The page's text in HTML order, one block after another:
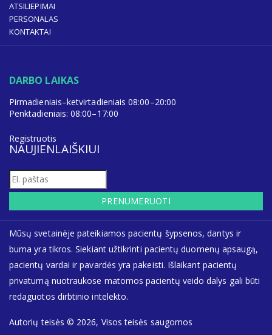
ATSILIEPIMAI
PERSONALAS
KONTAKTAI
DARBO LAIKAS
Pirmadieniais–ketvirtadieniais 08:00–20:00
Penktadieniais: 08:00–17:00
Registruotis
NAUJIENLAIŠKIUI
PRENUMERUOTI
Mūsų svetainėje pateikiamos pacientų šypsenos, dantys ir
burna yra tikros. Siekiant užtikrinti pacientų duomenų apsaugą,
pacientų vardai ir pavardės yra pakeisti. Išlaikant pacientų
privatumą nuotraukose matomos pacientų veido dalys gali būti
redaguotos dirbtinio intelekto.
Autorių teisės © 2026, Visos teisės saugomos